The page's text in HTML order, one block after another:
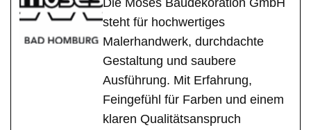
steht für hochwertiges
Malerhandwerk, durchdachte
Gestaltung und saubere
Ausführung. Mit Erfahrung,
Feingefühl für Farben und einem
klaren Qualitätsanspruch